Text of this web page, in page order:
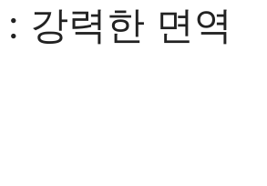
강력한 면역